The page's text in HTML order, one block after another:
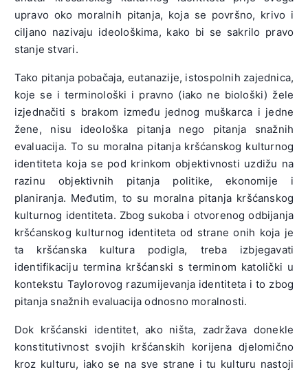
upravo oko moralnih pitanja, koja se površno, krivo i
ciljano nazivaju ideološkima, kako bi se sakrilo pravo
stanje stvari.
Tako pitanja pobačaja, eutanazije, istospolnih zajednica,
koje se i terminološki i pravno (iako ne biološki) žele
izjednačiti s brakom između jednog muškarca i jedne
žene, nisu ideološka pitanja nego pitanja snažnih
evaluacija. To su moralna pitanja kršćanskog kulturnog
identiteta koja se pod krinkom objektivnosti uzdižu na
razinu objektivnih pitanja politike, ekonomije i
planiranja. Međutim, to su moralna pitanja kršćanskog
kulturnog identiteta. Zbog sukoba i otvorenog odbijanja
kršćanskog kulturnog identiteta od strane onih koja je
ta kršćanska kultura podigla, treba izbjegavati
identifikaciju termina kršćanski s terminom katolički u
kontekstu Taylorovog razumijevanja identiteta i to zbog
pitanja snažnih evaluacija odnosno moralnosti.
Dok kršćanski identitet, ako ništa, zadržava donekle
konstitutivnost svojih kršćanskih korijena djelomično
kroz kulturu, iako se na sve strane i tu kulturu nastoji